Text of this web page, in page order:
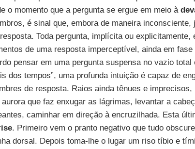
o momento que a pergunta se ergue em meio à
é sinal que, embora de maneira
Toda pergunta, implícita ou
de uma resposta imperceptível, ainda em
pensar em uma pergunta suspensa no vazio
dos tempos”, uma profunda intuição é capaz de
de resposta. Raios ainda tênues e imprecisos,
aurora que faz enxugar as lágrimas, levantar a
caminhar em direção à encruzilhada. Esta
. Primeiro vem o pranto negativo que tudo
dorsal. Depois toma-lhe o lugar um riso tíbio e